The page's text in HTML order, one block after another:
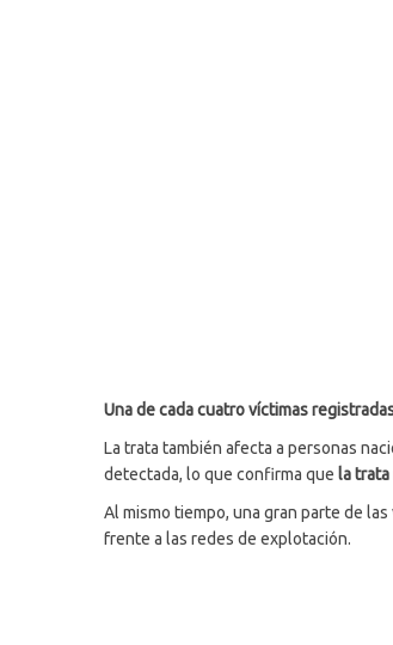
Una de cada cuatro víctimas
La trata también afecta a personas
detectada, lo que confirma que la trata
Al mismo tiempo, una gran parte de
frente a las redes de explotación.